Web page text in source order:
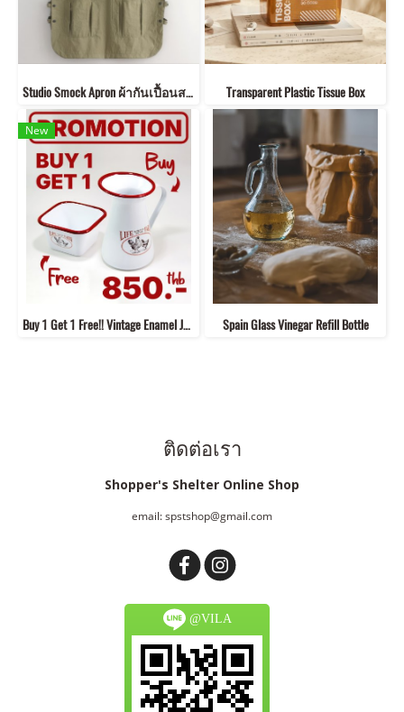
Studio Smock Apron ผ้ากันเปื้อนสายเอี๊ยม Transparent Plastic Tissue Box
New
Buy 1 Get 1 Free!! Vintage Enamel Jug + Square Bowl *Website Only* Spain Glass Vinegar Refill Bottle
ติดต่อเรา
Shopper's Shelter Online Shop
email: spstshop@gmail.com
@VILA